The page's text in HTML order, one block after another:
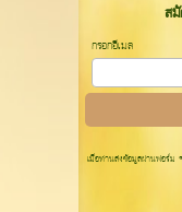
ส
กรอกอีเมล
เมื่อท่านส่งข้อมูลผ่านฟอร์ม